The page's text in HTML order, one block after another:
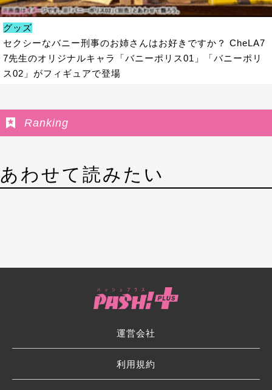
グッズ
セクシーなバニー刑事のお姉さんはお好きですか？ CheLA7
7先生のオリジナルキャラ「バニーポリス01」「バニーポリ
ス02」がフィギュアで登場
Ranking
あわせて読みたい
運営会社
利用規約